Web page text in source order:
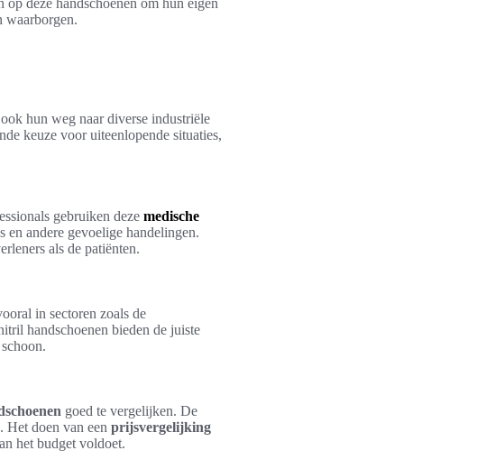
deze handschoenen om hun eigen
waarborgen.
hun weg naar diverse industriële
keuze voor uiteenlopende situaties,
gebruiken deze medische
en andere gevoelige handelingen.
als de patiënten.
in sectoren zoals de
handschoenen bieden de juiste
goed te vergelijken. De
Het doen van een prijsvergelijking
het budget voldoet.